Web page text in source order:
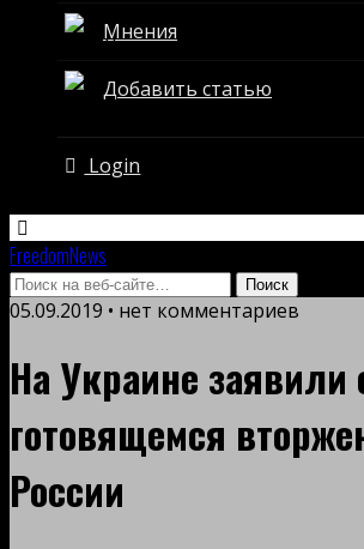
Мнения
Добавить статью
Login
FreedomNews
05.09.2019 • нет комментариев
На Украине заявили
готовящемся
России